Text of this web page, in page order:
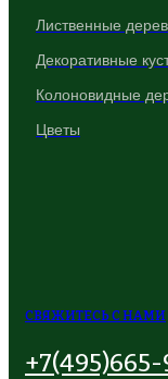
Лиственные
Декоративные
Колоновидные
Цветы
СВЯЖИТЕСЬ С НАМИ